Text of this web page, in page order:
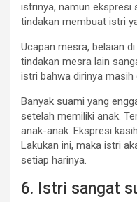
istrinya, namun ekspresi
tindakan membuat istri
Ucapan mesra, belaian
tindakan mesra lain
istri bahwa dirinya
Banyak suami yang
setelah memiliki anak.
anak-anak. Ekspresi
Lakukan ini, maka istri
setiap harinya.
6. Istri sangat